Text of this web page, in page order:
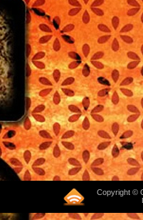
Copyright ©